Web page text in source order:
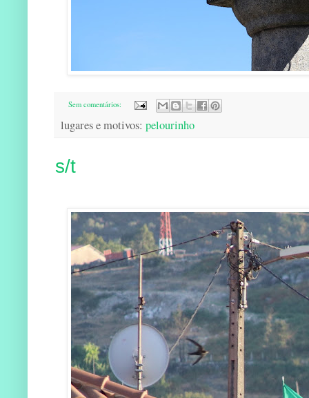
Sem comentários:
lugares e motivos: pelourinho
s/t